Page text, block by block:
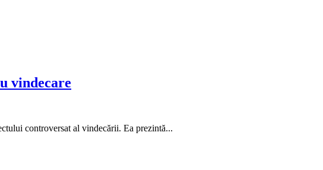
vindecare
controversat al vindecării. Ea prezintă...